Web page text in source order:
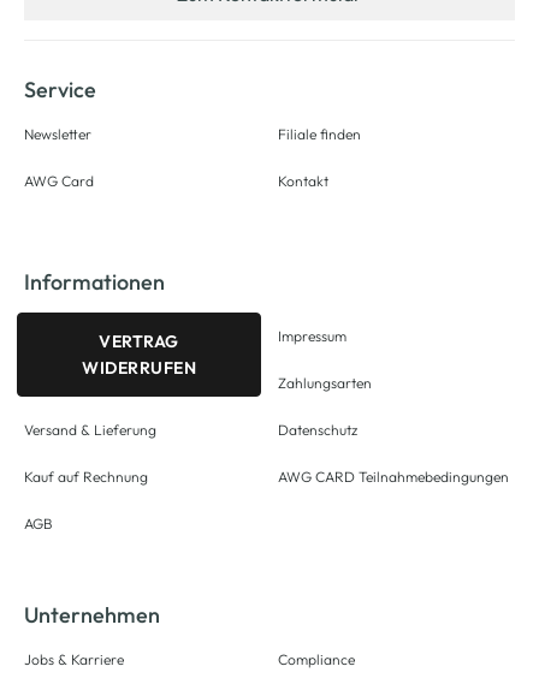
Service
Newsletter
AWG Card
Filiale finden
Kontakt
Informationen
VERTRAG
WIDERRUFEN
Versand & Lieferung
Kauf auf Rechnung
AGB
Impressum
Zahlungsarten
Datenschutz
AWG CARD Teilnahmebedingungen
Unternehmen
Jobs & Karriere Compliance